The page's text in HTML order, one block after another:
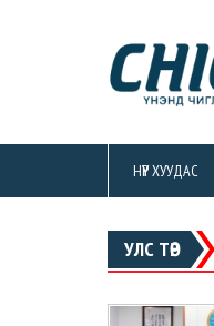
НҮҮР ХУУДАС
УЛС ТӨР